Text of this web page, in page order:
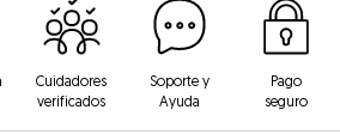
Cuidadores
verificados
Soporte y
Ayuda
Pago
seguro